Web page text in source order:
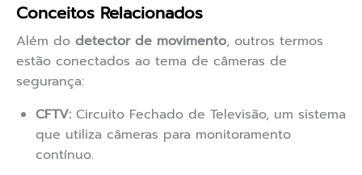
Conceitos Relacionados
Além do detector de movimento, outros termos
estão conectados ao tema de câmeras de
segurança:
CFTV: Circuito Fechado de Televisão, um sistema
que utiliza câmeras para monitoramento
contínuo.